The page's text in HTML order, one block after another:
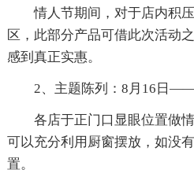
情人节期间，对于店内积压
区，此部分产品可借此次活动
感到真正实惠。
2、主题陈列：8月16日
各店于正门口显眼位置做情
可以充分利用厨窗摆放，如没
置。